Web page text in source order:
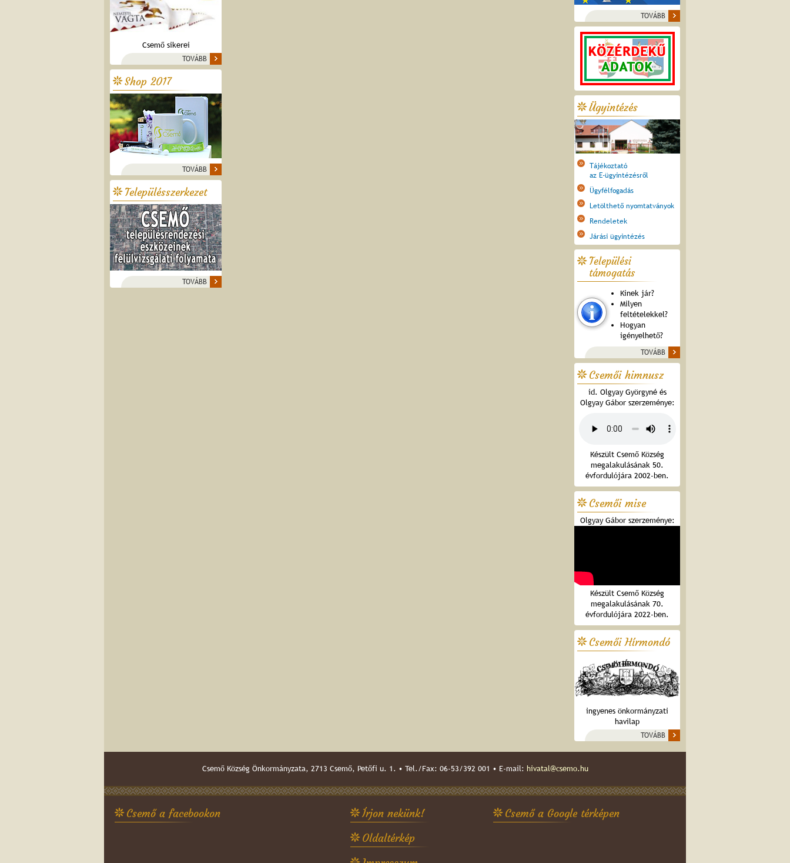
Csemő sikerei
TOVÁBB
Shop 2017
TOVÁBB
Településszerkezet
TOVÁBB
TOVÁBB
Ügyintézés
Tájékoztató
az E-ügyintézésről
Ügyfélfogadás
Letölthető nyomtatványok
Rendeletek
Járási ügyintézés
Települési
támogatás
Kinek jár?
Milyen
feltételekkel?
Hogyan
igényelhető?
TOVÁBB
Csemői himnusz
id. Olgyay Györgyné és
Olgyay Gábor szerzeménye:
Készült Csemő Község
megalakulásának 50.
évfordulójára 2002-ben.
Csemői mise
Olgyay Gábor szerzeménye:
Készült Csemő Község
megalakulásának 70.
évfordulójára 2022-ben.
Csemői Hírmondó
ingyenes önkormányzati
havilap
TOVÁBB
Csemő Község Önkormányzata, 2713 Csemő, Petőfi u. 1. • Tel./Fax: 06-53/392 001 • E-mail: hivatal@csemo.hu
Csemő a facebookon
Írjon nekünk!
Oldaltérkép
Csemő a Google térképen